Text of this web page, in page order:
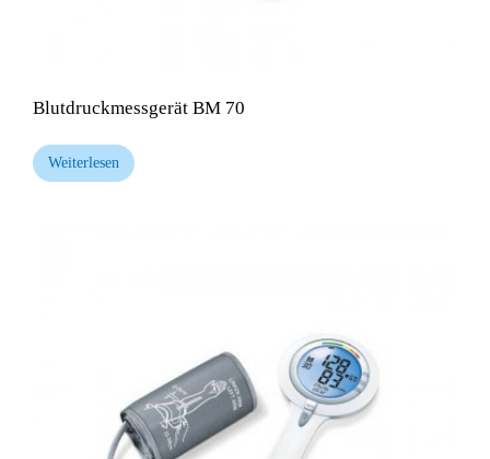
Blutdruckmessgerät BM 70
Weiterlesen